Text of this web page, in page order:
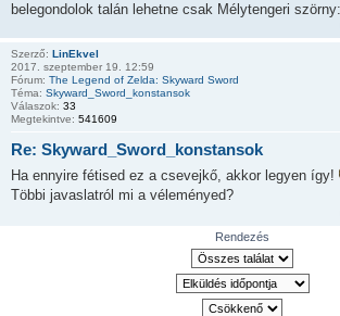
belegondolok talán lehetne csak Mélytengeri
Szerző: LinEkvel
2017. szeptember 19. 12:59
Fórum: The Legend of Zelda: Skyward Sword
Téma: Skyward_Sword_konstansok
Válaszok: 33
Megtekintve: 541609
Re: Skyward_Sword_konstansok
Ha ennyire fétised ez a csevejkő, akkor legyen így!
Többi javaslatról mi a véleményed?
Rendezés